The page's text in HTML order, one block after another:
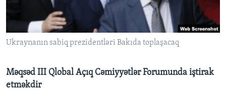
BIZI IZLƏYIN
Dillər
Ukraynanın sabiq prezidentləri Bakıda toplaşacaq
Məqsəd III Qlobal Açıq Cəmiyyətlər Forumunda iştirak
etməkdir